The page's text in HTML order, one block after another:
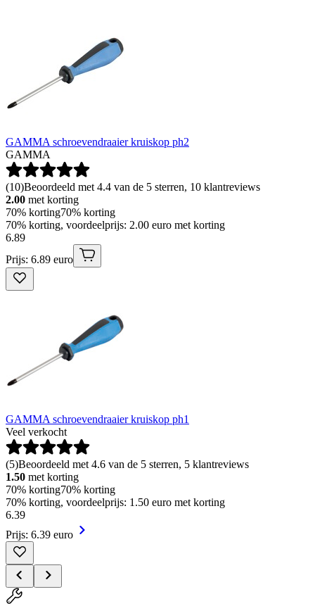
GAMMA schroevendraaier kruiskop ph2
GAMMA
(10)Beoordeeld met 4.4 van de 5 sterren, 10 klantreviews
2.00 met korting
70% korting70% korting
70% korting, voordeelprijs: 2.00 euro met korting
6.89
Prijs: 6.89 euro
GAMMA schroevendraaier kruiskop ph1
Veel verkocht
(5)Beoordeeld met 4.6 van de 5 sterren, 5 klantreviews
1.50 met korting
70% korting70% korting
70% korting, voordeelprijs: 1.50 euro met korting
6.39
Prijs: 6.39 euro